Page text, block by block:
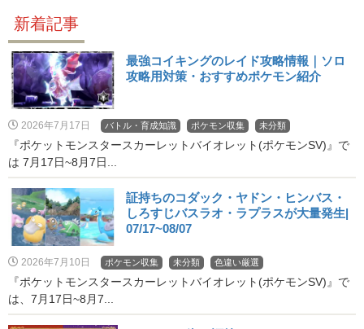
新着記事
最強コイキングのレイド攻略情報｜ソロ
攻略用対策・おすすめポケモン紹介
2026年7月17日 バトル・育成知識 ポケモン収集 未分類
『ポケットモンスタースカーレットバイオレット(ポケモンSV)』で
は 7月17日~8月7日...
証持ちのコダック・ヤドン・ヒンバス・
しろすじバスラオ・ラプラスが大量発生|
07/17~08/07
2026年7月10日 ポケモン収集 未分類 色違い厳選
『ポケットモンスタースカーレットバイオレット(ポケモンSV)』で
は、7月17日~8月7...